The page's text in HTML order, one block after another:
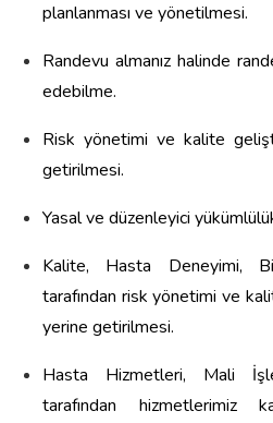
planlanması ve yönetilmesi.
Randevu almanız halinde
edebilme.
Risk yönetimi ve kalite
getirilmesi.
Yasal ve düzenleyici
Kalite, Hasta Deneyimi,
tarafından risk yönetimi ve
yerine getirilmesi.
Hasta Hizmetleri, Mali
tarafından hizmetlerimiz